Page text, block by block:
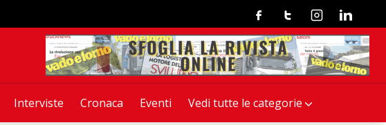
Interviste Cronaca Eventi Vedi tutte le categorie
FacebookTwitterInstagramLinkedin